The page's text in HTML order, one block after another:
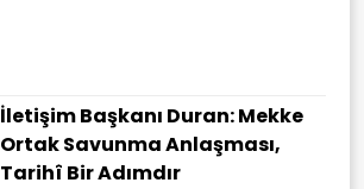
İletişim Başkanı Duran: Mekke
Ortak Savunma Anlaşması,
Tarihî Bir Adımdır